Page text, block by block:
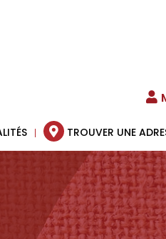
TROUVER UNE